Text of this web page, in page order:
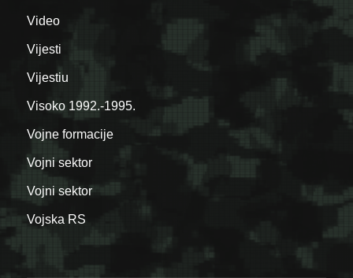
Video
Vijesti
Vijestiu
Visoko 1992.-1995.
Vojne formacije
Vojni sektor
Vojni sektor
Vojska RS